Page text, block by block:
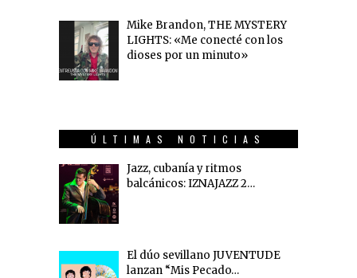
Mike Brandon, THE MYSTERY
LIGHTS: «Me conecté con los
dioses por un minuto»
ÚLTIMAS NOTICIAS
Jazz, cubanía y ritmos
balcánicos: IZNAJAZZ 2…
El dúo sevillano JUVENTUDE
lanzan “Mis Pecado…